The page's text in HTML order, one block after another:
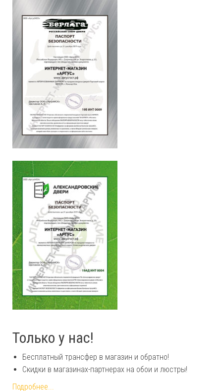
Только у нас!
Бесплатный трансфер в магазин и обратно!
Скидки в магазинах-партнерах на обои и люстры!
Подробнее...